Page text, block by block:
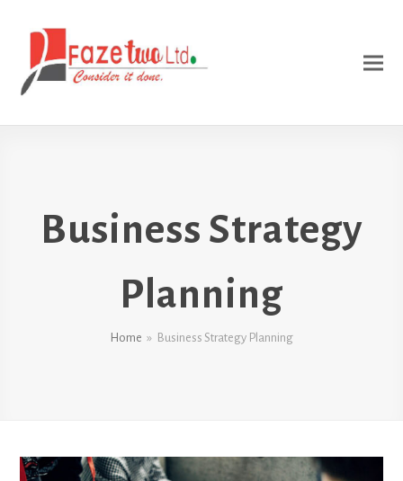
Business Strategy
Planning
Home » Business Strategy Planning